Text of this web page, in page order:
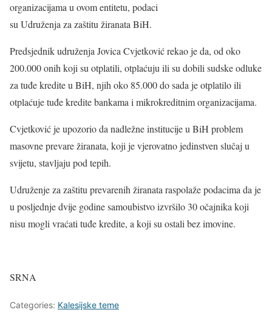
organizacijama u ovom entitetu, podaci
su Udruženja za zaštitu žiranata BiH.
Predsjednik udruženja Jovica Cvjetković rekao je da, od oko
200.000 onih koji su otplatili, otplaćuju ili su dobili sudske odluke
za tuđe kredite u BiH, njih oko 85.000 do sada je otplatilo ili
otplaćuje tuđe kredite bankama i mikrokreditnim organizacijama.
Cvjetković je upozorio da nadležne institucije u BiH problem
masovne prevare žiranata, koji je vjerovatno jedinstven slučaj u
svijetu, stavljaju pod tepih.
Udruženje za zaštitu prevarenih žiranata raspolaže podacima da je
u posljednje dvije godine samoubistvo izvršilo 30 očajnika koji
nisu mogli vraćati tuđe kredite, a koji su ostali bez imovine.
SRNA
Categories: Kalesijske teme